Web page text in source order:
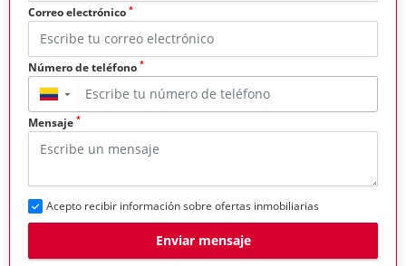
Correo electrónico *
Número de teléfono *
▼
Mensaje *
Acepto recibir información sobre ofertas inmobiliarias
Enviar mensaje